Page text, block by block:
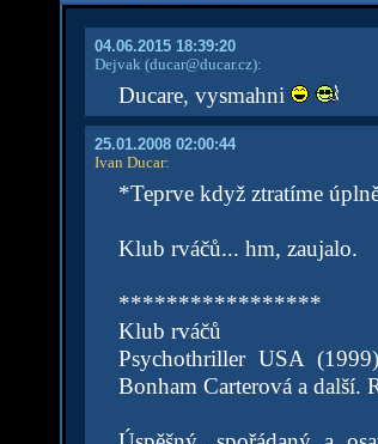
04.06.2015 18:39:20
Dejvak(ducar@ducar.cz):
Ducare, vysmahni
25.01.2008 02:00:44
Ivan Ducar:
*Teprve když ztratíme
Klub rváčů... hm, zaujalo.
*****************
Klub rváčů
Psychothriller USA
Bonham Carterová a další.